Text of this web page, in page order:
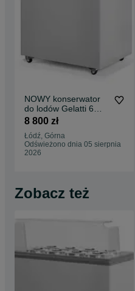
NOWY konserwator
do lodów Gelatti 6
cylindry DOSTAWA
MK COLD MK KOMI
zamrażarka na lody
8 800 zł
Łódź, Górna
Odświeżono dnia 05 sierpnia
2026
Zobacz też